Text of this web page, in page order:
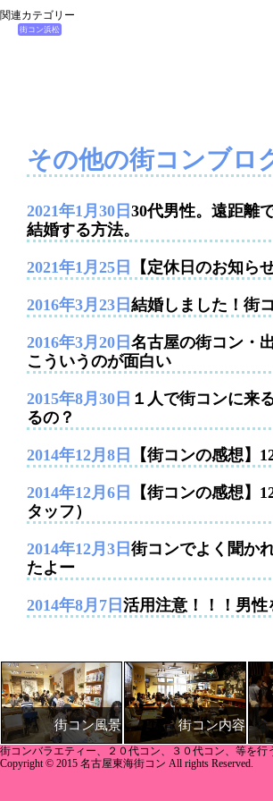
関連カテゴリー
街コン浜松
その他の街コンブロ
2021年1月30日 30代男性。遠距離
結婚する方法。
2021年1月25日 【定休日のお知らせ
2016年3月23日 結婚しました！街
2016年3月20日 名古屋の街コン・
こういうのが面白い
2015年8月30日 １人で街コンに来
るの？
2014年12月8日 【街コンの感想】
2014年12月6日
【街コンの感想】
タッフ）
2014年12月3日 街コンでよく聞か
たよー
2014年8月7日 活用注意！！！男
街コン風景 街コン内容
街コンバラエティー、２０代コン、３０代コン、等を行
Copyright © 2015 名古屋東海街コン All rights Reserved.